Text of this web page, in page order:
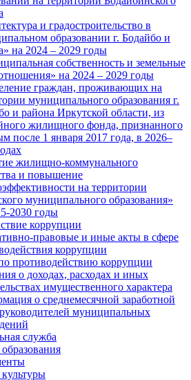
и градостроительство в
образовании г. Бодайбо и
на 2024 – 2029 годы
собственность и земельные
на 2024 – 2029 годы
граждан, проживающих на
муниципального образования г.
и района Иркутской области, из
жилищного фонда, признанного
после 1 января 2017 года, в 2026–
жилищно-коммунального
и повышение
на территории
муниципального образования»
2030 годы
коррупции
правовые и иные акты в сфере
коррупции
противодействию коррупции
о доходах, расходах и иных
имущественного характера
о среднемесячной заработной
муниципальных
служба